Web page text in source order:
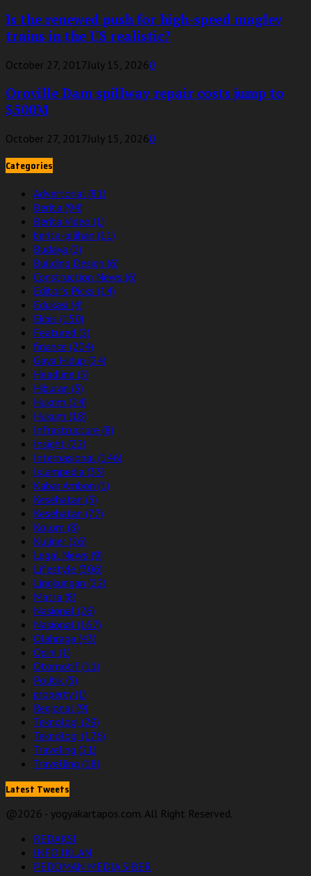
Is the renewed push for high-speed maglev
trains in the US realistic?
October 27, 2017July 15, 20260
Oroville Dam spillway repair costs jump to
$500M
October 27, 2017July 15, 20260
Categories
Advertorial (81)
Berita (94)
Berita Video (1)
berita-pilihan (11)
Budaya (2)
Building Design (6)
Construction News (6)
Editor's Picks (14)
Edukasi (4)
Ekbis (150)
Featured (2)
finance (204)
Gaya Hidup (24)
Headline (5)
Hiburan (5)
Hukrim (24)
Hukum (18)
Infrastructure (8)
Insight (22)
Internasional (146)
Islampedia (33)
Kabar Ambon (1)
Kesehatan (5)
Kesehatan (77)
Kolom (8)
Kuliner (26)
Legal News (9)
Lifestyle (306)
Lingkungan (22)
Matra (8)
Nasional (26)
Nasional (167)
Olahraga (43)
Opini (1)
Otomotif (11)
Politik (5)
property(1)
Regional (9)
Teknologi (29)
Teknologi (176)
Traveling (21)
Travelling (18)
Latest Tweets
@2026 - yogyakartapos.com. All Right Reserved.
REDAKSI
INFO IKLAN
PEDOMAN MEDIA SIBER